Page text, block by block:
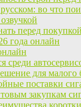
во что
перед покупкой
года онлайн
среди
для малого
поставки
закупкам